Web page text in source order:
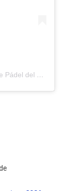
Una publicación compartida por Asociación de Pádel del Estado Carabobo (@asopadelcarabobo)